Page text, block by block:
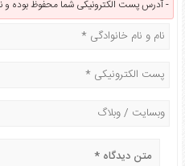
آدرس پست الکترونیکی شما محفوظ بوده و نمایش داده نخواهد شد -